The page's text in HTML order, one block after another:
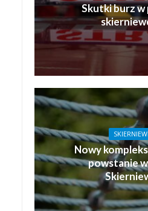
Skutki burz w
Nowy
powstanie